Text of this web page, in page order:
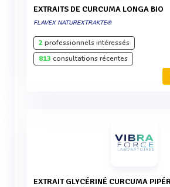
EXTRAITS DE CURCUMA LONGA BIO
FLAVEX NATUREXTRAKTE®
2professionnels intéressés
813 consultations récentes
EXTRAIT GLYCÉRINÉ CURCUMA PIPÉRINE (95% DE